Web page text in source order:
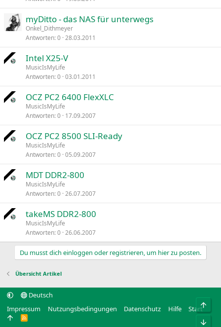
myDitto - das NAS für unterwegs
Onkel_Dithmeyer
Antworten 0 28.03.2011
Intel X25-V
MusicIsMyLife
Antworten 0 03.01.2011
OCZ PC2 6400 FlexXLC
MusicIsMyLife
Antworten 0 17.09.2007
OCZ PC2 8500 SLI-Ready
MusicIsMyLife
Antworten 0 05.09.2007
MDT DDR2-800
MusicIsMyLife
Antworten 0 26.07.2007
takeMS DDR2-800
MusicIsMyLife
Antworten 0 26.06.2007
Du musst dich einloggen oder registrieren, um hier zu posten.
Übersicht Artikel
Deutsch
Impressum
Nutzungsbedingungen Datenschutz Hilfe Start
R